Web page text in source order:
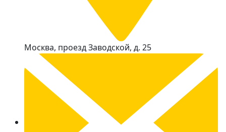
Москва, проезд Заводской, д. 25